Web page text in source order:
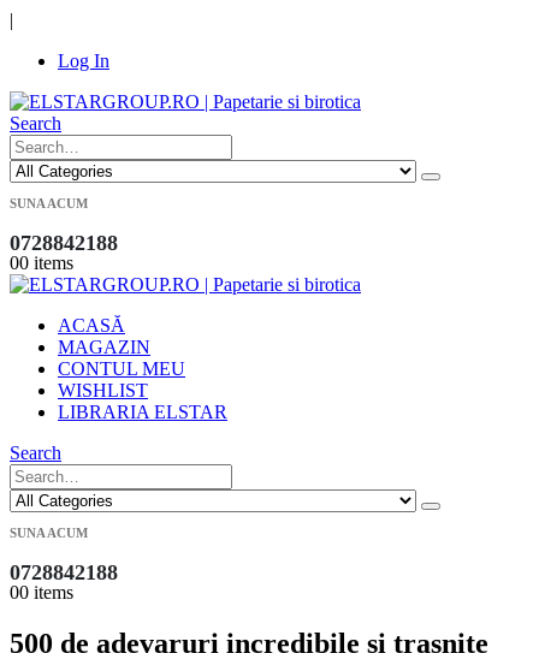
|
Log In
Search
SUNA ACUM
0728842188
00 items
ACASĂ
MAGAZIN
CONTUL MEU
WISHLIST
LIBRARIA ELSTAR
Search
SUNA ACUM
0728842188
00 items
500 de adevaruri incredibile si trasnite